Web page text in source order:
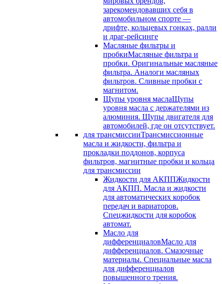
зарекомендовавших себя в
автомобильном спорте —
дрифте, кольцевых гонках, ралли
и драг-рейсинге
Масляные фильтры и
пробкиМасляные фильтра и
пробки. Оригинальные масляные
фильтра. Аналоги масляных
фильтров. Сливные пробки с
магнитом.
Щупы уровня маслаЩупы
уровня масла с держателями из
алюминия. Щупы двигателя для
автомобилей, где он отсутствует.
для трансмиссииТрансмиссионные
масла и жидкости, фильтра и
прокладки поддонов, корпуса
фильтров, магнитные пробки и кольца
для трансмиссии
Жидкости для АКППЖидкости
для АКПП. Масла и жидкости
для автоматических коробок
передач и вариаторов.
Спецжидкости для коробок
автомат.
Масло для
дифференциаловМасло для
дифференциалов. Смазочные
материалы. Специальные масла
для дифференциалов
повышенного трения.